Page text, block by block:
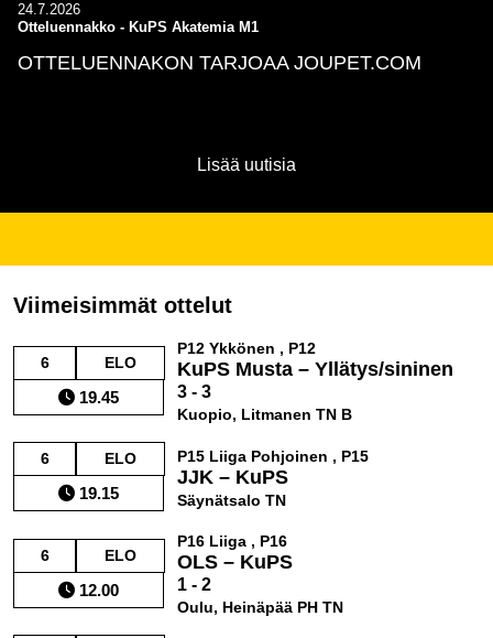
24.7.2026
Otteluennakko - KuPS Akatemia M1
OTTELUENNAKON TARJOAA JOUPET.COM
Lisää uutisia
Viimeisimmät ottelut
6 ELO
19.45
P12 Ykkönen , P12
KuPS Musta – Yllätys/sininen
3 - 3
Kuopio, Litmanen TN B
6 ELO
19.15
P15 Liiga Pohjoinen , P15
JJK – KuPS
Säynätsalo TN
6 ELO
12.00
P16 Liiga , P16
OLS – KuPS
1 - 2
Oulu, Heinäpää PH TN